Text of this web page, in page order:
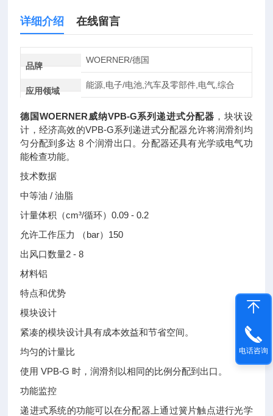
详细介绍 在线留言
品牌
WOERNER/德国
应用领域
能源,电子/电池,汽车及零部件,电气,综合
德国WOERNER威纳VPB-G系列递进式分配器 ，块状设
计，经济高效的VPB-G系列递进式分配器允许将润滑剂均
匀分配到多达 8 个润滑出口。分配器还具有光学或电气功
能检查功能。
技术数据
中等油 / 油脂
计量体积（cm³/循环）0.09 - 0.2
允许工作压力 （bar） 150
出风口数量2 - 8
材料铝
特点和优势
模块设计
紧凑的模块设计具有成本效益和节省空间。
均匀的计量比
使用 VPB-G 时，润滑剂以相同的比例分配到出口。
功能监控
递进式系统的功能可以在分配器上通过簧片触点进行光学
电话咨询